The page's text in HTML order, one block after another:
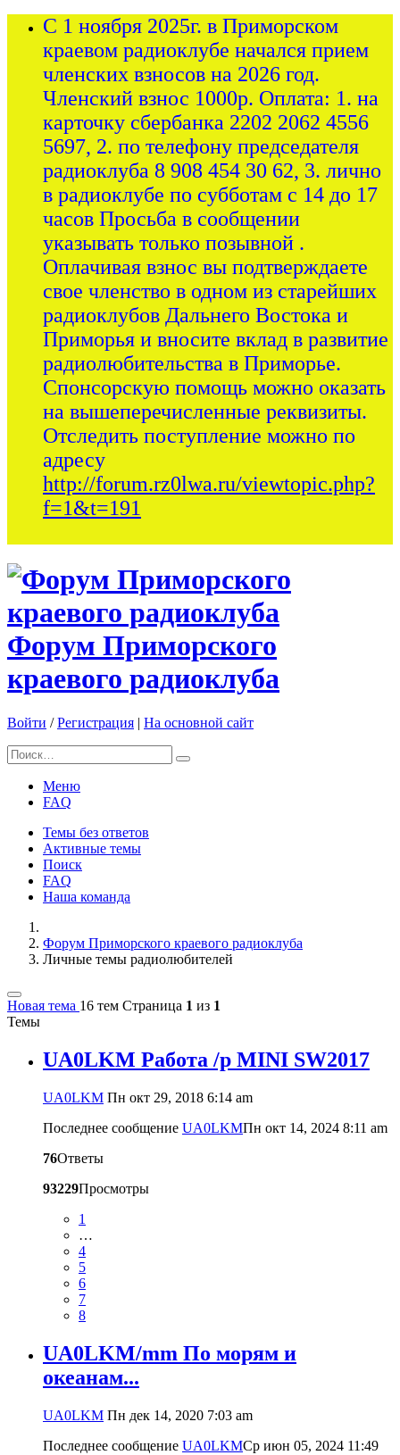
С 1 ноября 2025г. в Приморском
краевом радиоклубе начался прием
членских взносов на 2026 год.
Членский взнос 1000р. Оплата: 1. на
карточку сбербанка 2202 2062 4556
5697, 2. по телефону председателя
радиоклуба 8 908 454 30 62, 3. лично
в радиоклубе по субботам с 14 до 17
часов Просьба в сообщении
указывать только позывной .
Оплачивая взнос вы подтверждаете
свое членство в одном из старейших
радиоклубов Дальнего Востока и
Приморья и вносите вклад в развитие
радиолюбительства в Приморье.
Спонсорскую помощь можно оказать
на вышеперечисленные реквизиты.
Отследить поступление можно по
адресу
http://forum.rz0lwa.ru/viewtopic.php?
f=1&t=191
Форум Приморского
краевого радиоклуба
Войти /Регистрация | На основной сайт
Меню
FAQ
Темы без ответов
Активные темы
Поиск
FAQ
Наша команда
Форум Приморского краевого радиоклуба
Личные темы радиолюбителей
Новая тема 16 тем Страница 1 из 1
Темы
UA0LKM Работа /р MINI SW2017
UA0LKM Пн окт 29, 2018 6:14 am
Последнее сообщение UA0LKMПн окт 14, 2024 8:11 am
76Ответы
93229Просмотры
1
…
4
5
6
7
8
UA0LKM/mm По морям и
океанам...
UA0LKM Пн дек 14, 2020 7:03 am
Последнее сообщение UA0LKMСр июн 05, 2024 11:49